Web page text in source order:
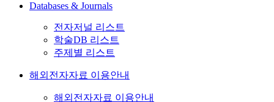
Databases & Journals
전자저널 리스트
학술DB 리스트
주제별 리스트
해외전자자료 이용안내
해외전자자료 이용안내